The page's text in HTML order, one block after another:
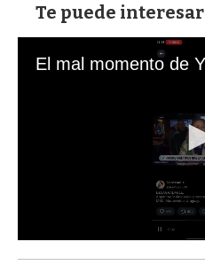
Te puede interesar
s